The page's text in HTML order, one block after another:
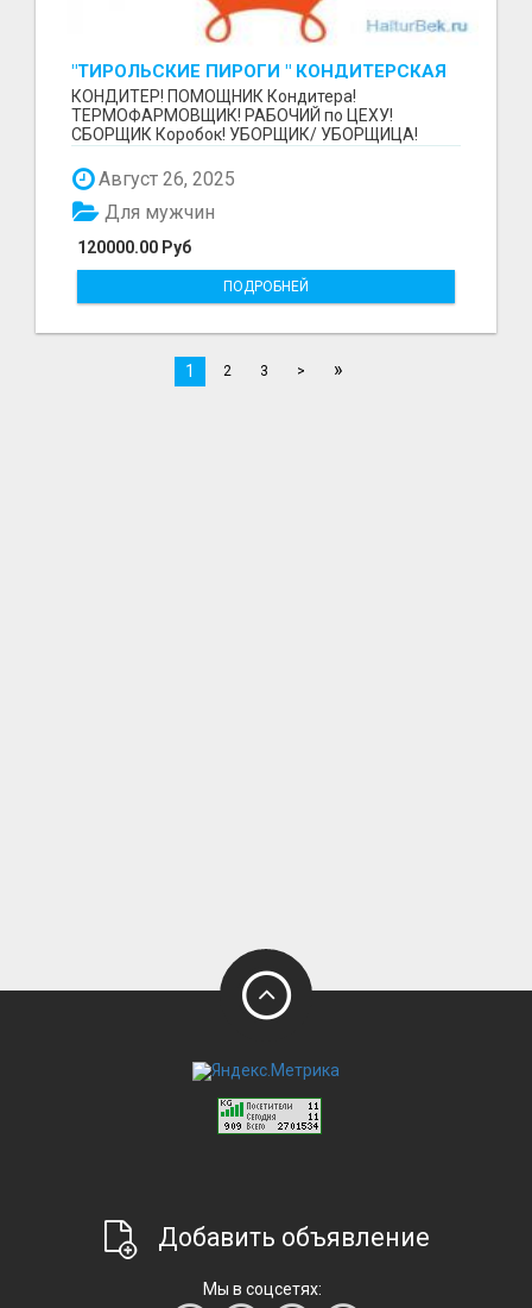
"ТИРОЛЬСКИЕ ПИРОГИ " КОНДИТЕРСКАЯ
ФАБРИКА "КРУГ "
КОНДИТЕР! ПОМОЩНИК Кондитера!
ТЕРМОФАРМОВЩИК! РАБОЧИЙ по ЦЕХУ!
СБОРЩИК Коробок! УБОРЩИК/ УБОРЩИЦА!
~~~~~~~~ Изготовление тортов и пирогов от...
Август 26, 2025
120000.00 Руб
Для мужчин
ПОДРОБНЕЙ
1 2 3 > »
Добавить объявление
Мы в соцсетях: